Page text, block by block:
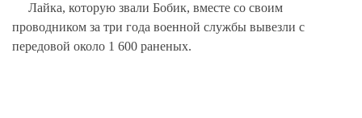
Лайка, которую звали Бобик, вместе со своим
проводником за три года военной службы вывезли с
передовой около 1 600 раненых.